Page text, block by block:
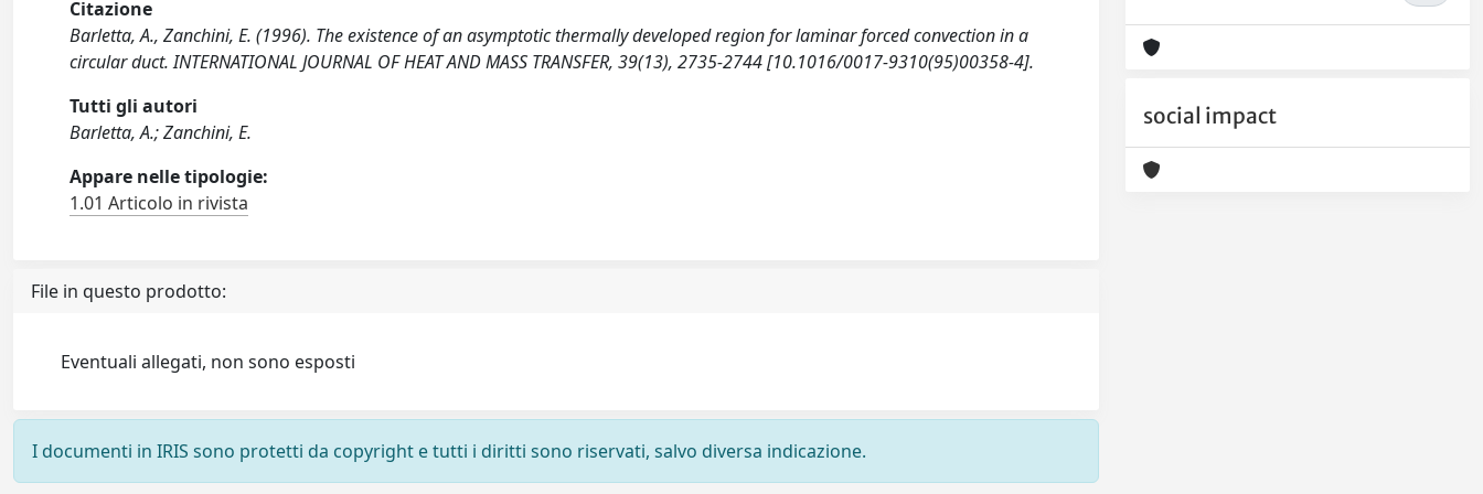
Citazione
Barletta, A., Zanchini, E. (1996). The existence of an asymptotic thermally developed region for laminar forced convection in a
circular duct. INTERNATIONAL JOURNAL OF HEAT AND MASS TRANSFER, 39(13), 2735-2744 [10.1016/0017-9310(95)00358-4].
Tutti gli autori
Barletta, A.; Zanchini, E.
Appare nelle tipologie:
1.01 Articolo in rivista
File in questo prodotto:
Eventuali allegati, non sono esposti
I documenti in IRIS sono protetti da copyright e tutti i diritti sono riservati, salvo diversa indicazione.
social impact